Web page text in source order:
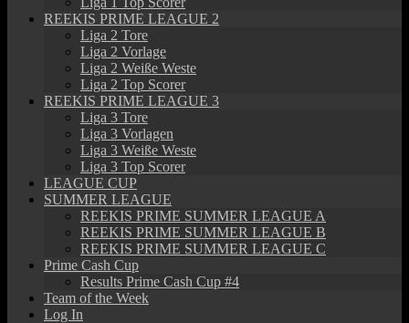
REEKIS PRIME LEAGUE 2
Liga 2 Tore
Liga 2 Vorlage
Liga 2 Weiße Weste
Liga 2 Top Scorer
REEKIS PRIME LEAGUE 3
Liga 3 Tore
Liga 3 Vorlagen
Liga 3 Weiße Weste
Liga 3 Top Scorer
LEAGUE CUP
SUMMER LEAGUE
REEKIS PRIME SUMMER LEAGUE A
REEKIS PRIME SUMMER LEAGUE B
REEKIS PRIME SUMMER LEAGUE C
Prime Cash Cup
Results Prime Cash Cup #4
Team of the Week
Log In